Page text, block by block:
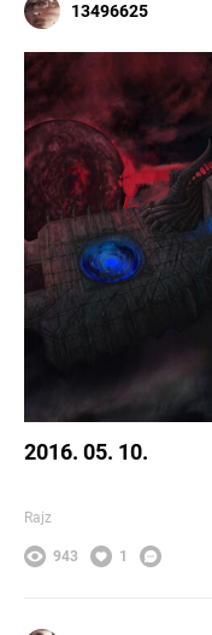
13496625
2016. 05. 10.
Rajz
943 1